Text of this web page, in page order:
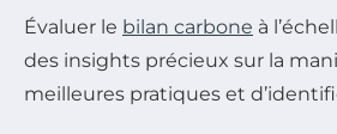
Évaluer le bilan carbone à
des insights précieux sur la
meilleures pratiques et